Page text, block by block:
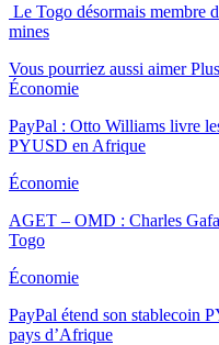
Le Togo désormais membre
mines
Vous pourriez aussi aimer
Économie
PayPal : Otto Williams livre
PYUSD en Afrique
Économie
AGET – OMD : Charles
Togo
Économie
PayPal étend son stablecoin
pays d’Afrique